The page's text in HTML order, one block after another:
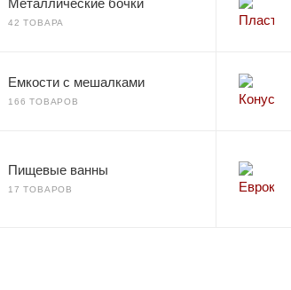
Металлические бочки
42 ТОВАРА
Емкости с мешалками
166 ТОВАРОВ
Пищевые ванны
17 ТОВАРОВ